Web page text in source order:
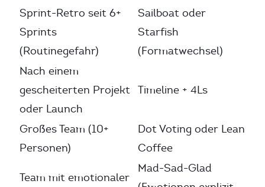
Sprint-Retro seit 6+
Sprints
(Routinegefahr)
Sailboat oder
Starfish
(Formatwechsel)
Nach einem
gescheiterten Projekt
oder Launch
Timeline + 4Ls
Großes Team (10+
Personen)
Dot Voting oder Lean
Coffee
Team mit emotionaler
Mad-Sad-Glad